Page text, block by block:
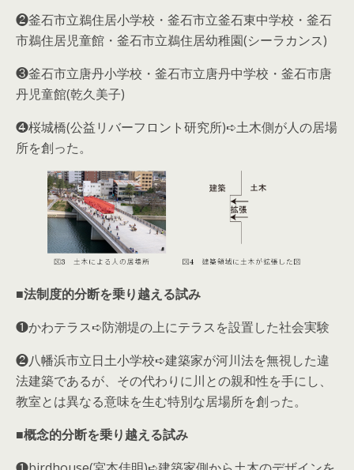
❷釜石市立鵜住居小学校・釜石市立釜石東中学校・釜石
市鵜住居児童館・釜石市立鵜住居幼稚園(シーラカンス)
❸釜石市立唐丹小学校・釜石市立唐丹中学校・釜石市唐
丹児童館(乾久美子)
❹桜城橋(公益リバーフロント研究所)➪土木側が人の居場
所を創った。
■法制度的分断を乗り越える試み
❶かわテラス➪防潮堤の上にテラスを設置した社会実験
❷八幡浜市立日土小学校➪建築家が河川法を無視した違
法建築であるが、その代わりに川との親和性を手にし、
教室とは異なる意味を生む特別な居場所を創った。
■概念的分断を乗り越える試み